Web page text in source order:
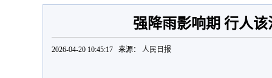
强降雨影响期 行人
2026-04-20 10:45:17 来源： 人民日报